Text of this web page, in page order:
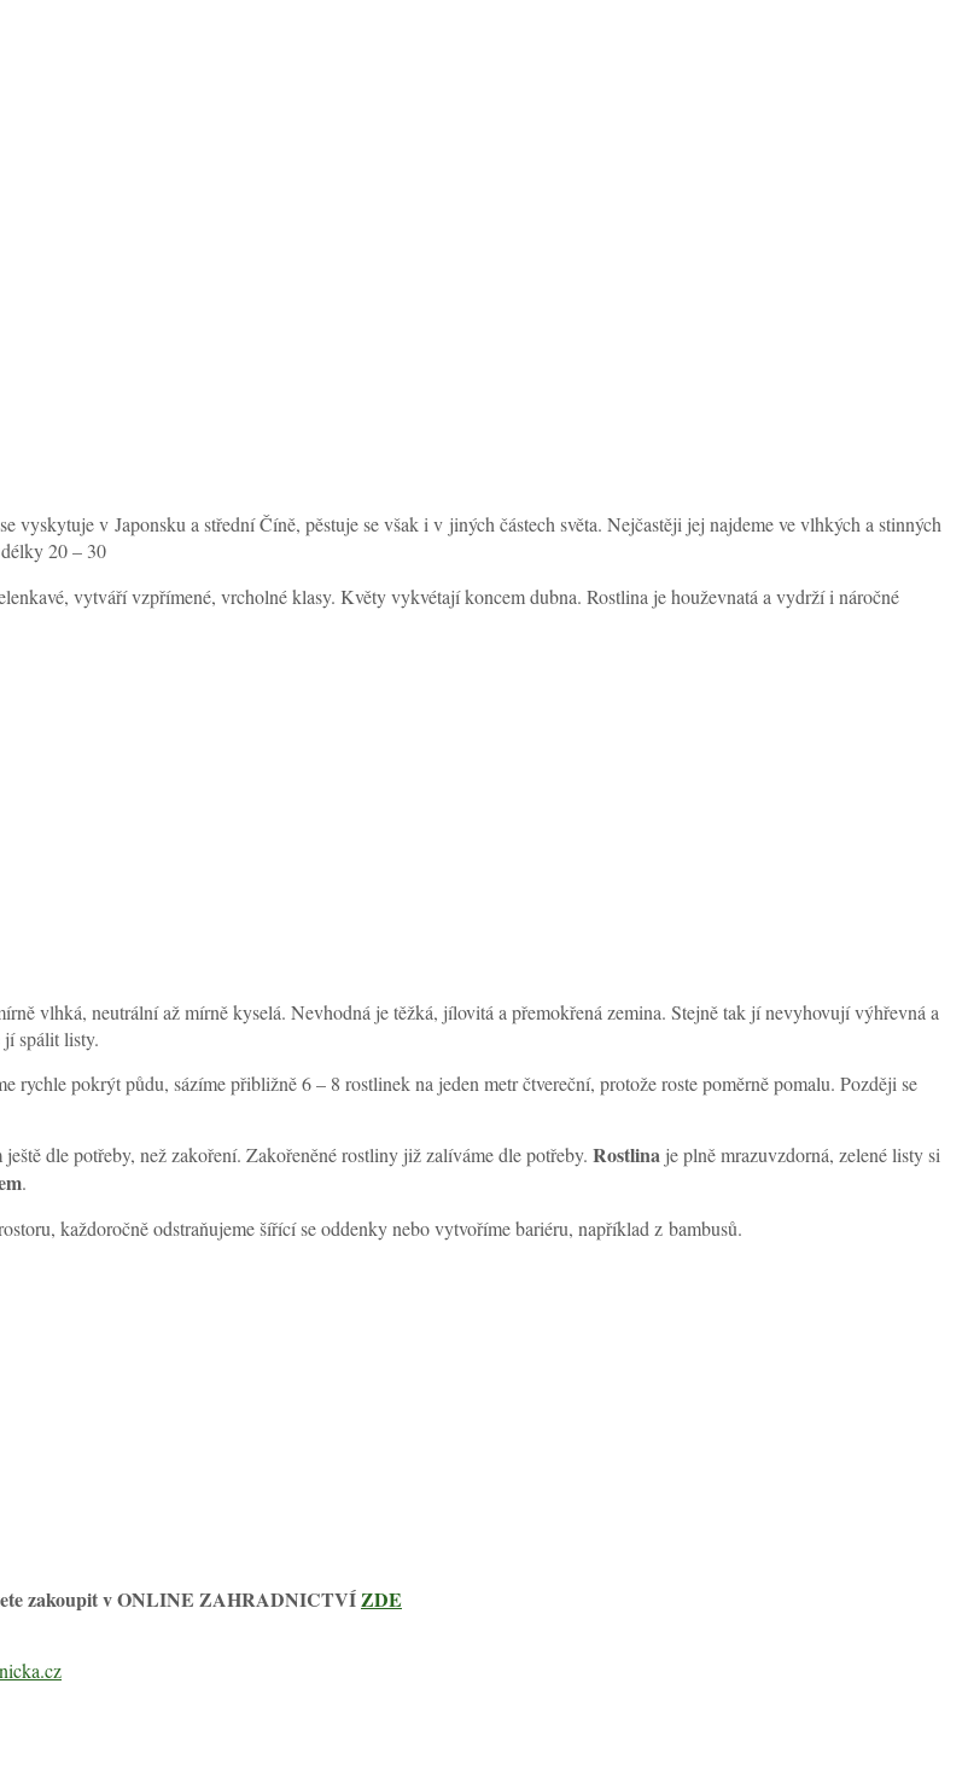
vyskytuje v Japonsku a střední Číně, pěstuje se však i v jiných částech světa. Nejčastěji jej najdeme ve vlhkých a stinných
20 – 30
vytváří vzpřímené, vrcholné klasy. Květy vykvétají koncem dubna. Rostlina je houževnatá a vydrží i náročné
vlhká, neutrální až mírně kyselá. Nevhodná je těžká, jílovitá a přemokřená zemina. Stejně tak jí nevyhovují výhřevná a
jí spálit listy.
rychle pokrýt půdu, sázíme přibližně 6 – 8 rostlinek na jeden metr čtvereční, protože roste poměrně pomalu. Později se
dle potřeby, než zakoření. Zakořeněné rostliny již zalíváme dle potřeby. Rostlina je plně mrazuvzdorná, zelené listy si
.
každoročně odstraňujeme šířící se oddenky nebo vytvoříme bariéru, například z bambusů.
zakoupit v ONLINE ZAHRADNICTVÍZDE